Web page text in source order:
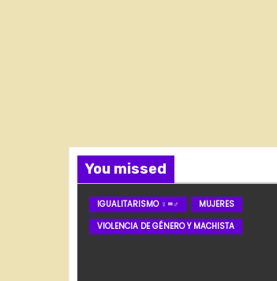
You missed
IGUALITARISMO ♀=♂
MUJERES
VIOLENCIA DE GÉNERO Y MACHISTA